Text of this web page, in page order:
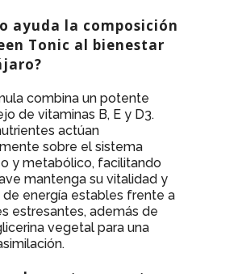
ayuda la composición
Tonic al bienestar
combina un potente
de vitaminas B, E y D3.
actúan
sobre el sistema
y metabólico, facilitando
mantenga su vitalidad y
de energía estables frente a
estresantes, además de
vegetal para una